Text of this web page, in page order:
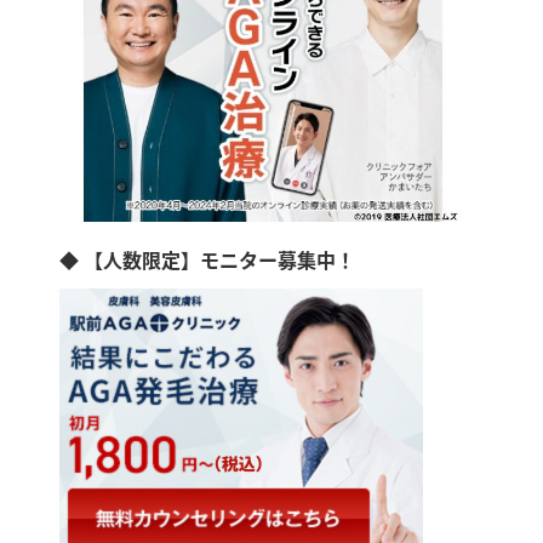
◆ 【人数限定】モニター募集中！